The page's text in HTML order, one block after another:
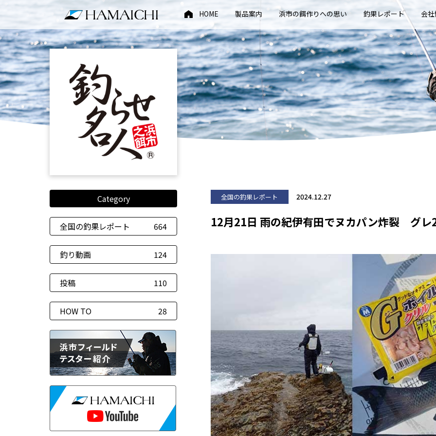
HOME 製品案内 浜市の餌作りへの思い 釣果レポート 会
Category
全国の釣果レポート 664
釣り動画 124
投稿 110
HOW TO 28
全国の釣果レポート 2024.12.27
12月21日 雨の紀伊有田でヌカパン炸裂 グレ